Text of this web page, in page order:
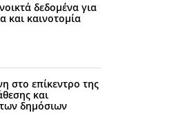
δεδομένα για
και καινοτομία
στο επίκεντρο της
και
δημόσιων